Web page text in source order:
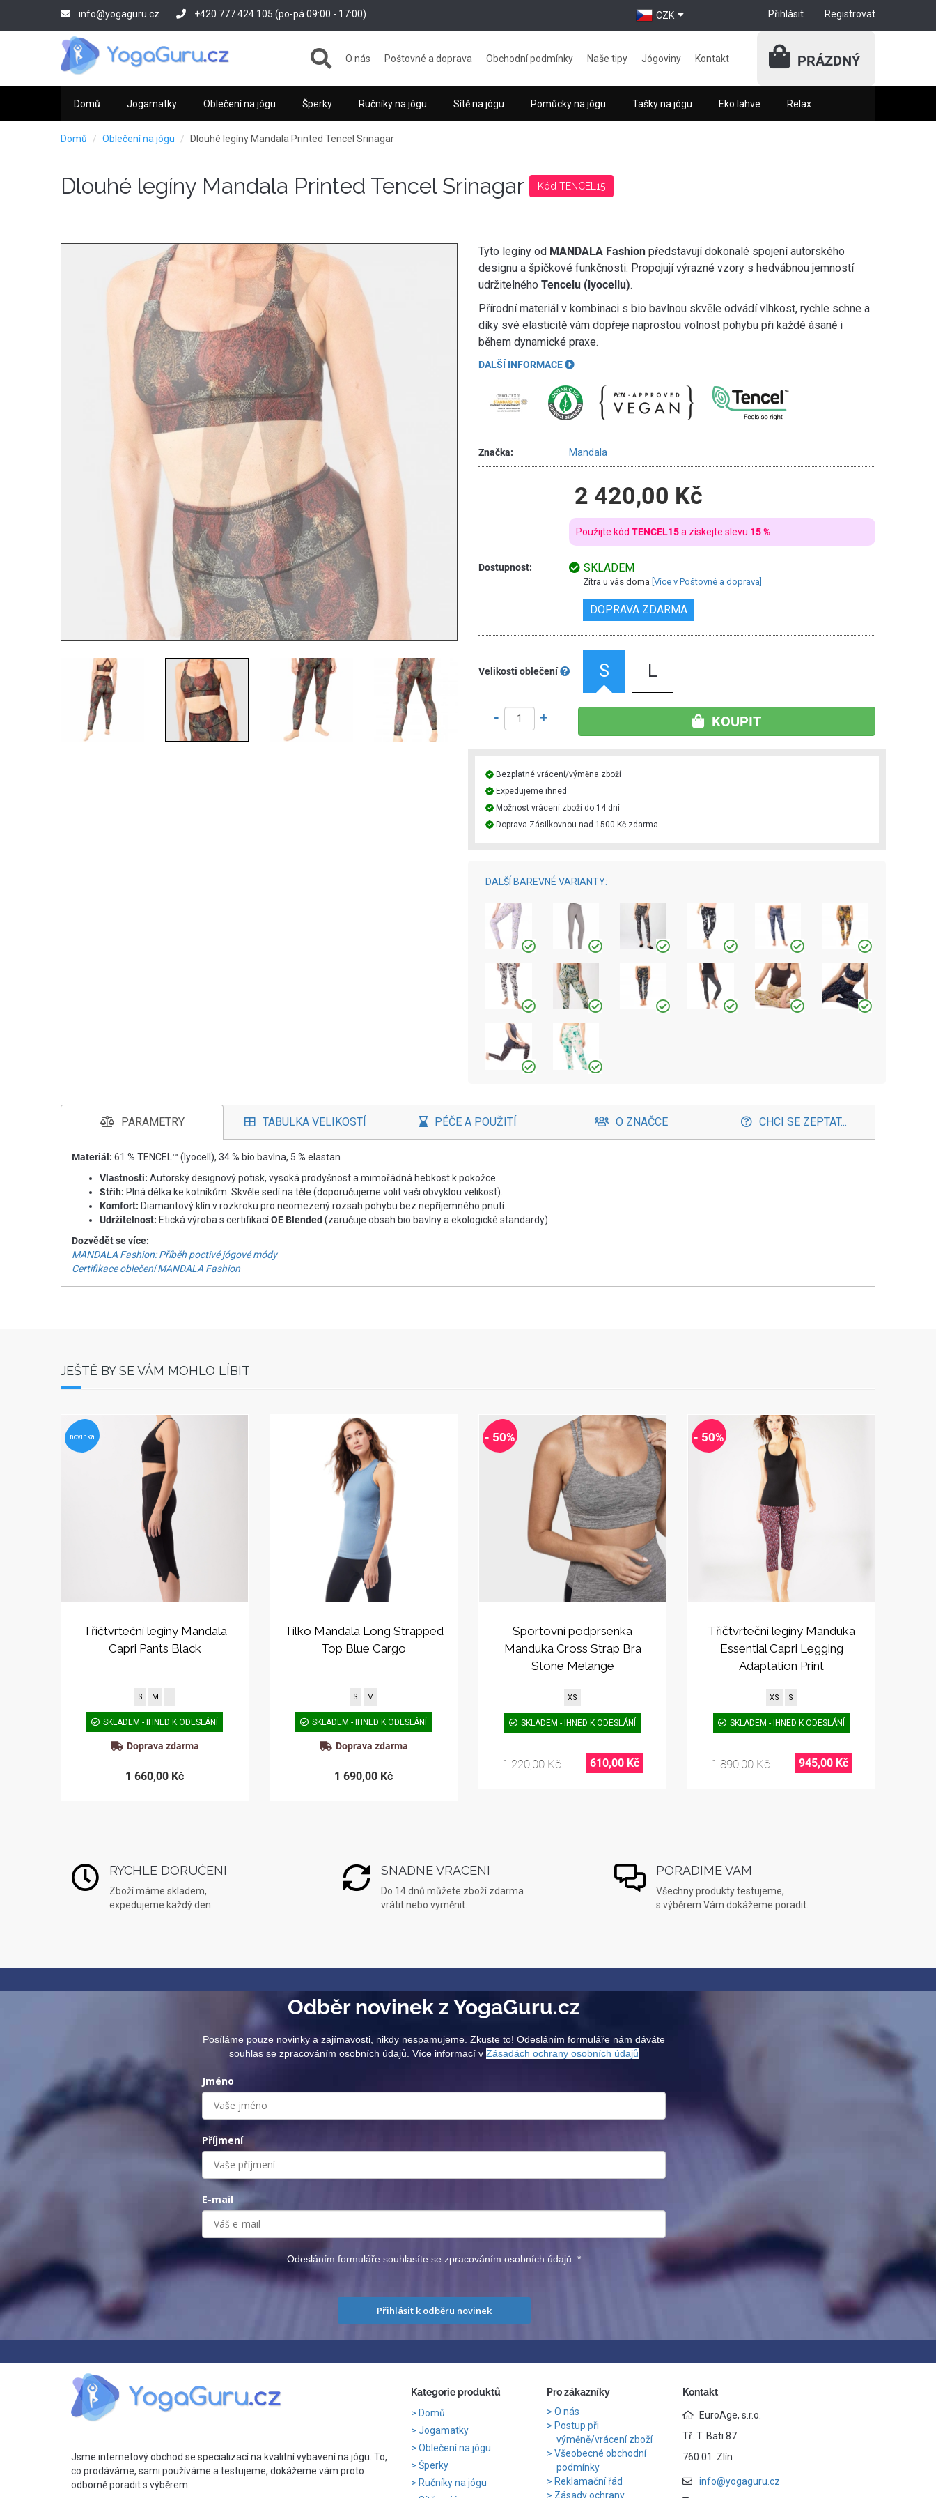
info@yogaguru.cz +420 777 424 105 (po-pá 09:00 - 17:00) Přihlásit Registrovat
CZK
O nás Poštovné a doprava Obchodní podmínky Naše tipy Jógoviny Kontakt PRÁZDNÝ
Domů Jogamatky Oblečení na jógu Šperky Ručníky na jógu Sítě na jógu Pomůcky na jógu Tašky na jógu Eko lahve Relax
Domů Oblečení na jógu Dlouhé legíny Mandala Printed Tencel Srinagar
Dlouhé legíny Mandala Printed Tencel Srinagar Kód TENCEL15
Tyto legíny od MANDALA Fashion představují dokonalé spojení autorského
designu a špičkové funkčnosti. Propojují výrazné vzory s hedvábnou jemností
udržitelného Tencelu (lyocellu).
Přírodní materiál v kombinaci s bio bavlnou skvěle odvádí vlhkost, rychle schne a
díky své elasticitě vám dopřeje naprostou volnost pohybu při každé ásaně i
během dynamické praxe.
DALŠÍ INFORMACE
Značka: Mandala
2 420,00 Kč
Použijte kód TENCEL15a získejte slevu 15 %
Dostupnost: SKLADEM
Zítra u vás doma [Více v Poštovné a doprava]
DOPRAVA ZDARMA
Velikosti oblečení S L
- + KOUPIT
Bezplatné vrácení/výměna zboží
Expedujeme ihned
Možnost vrácení zboží do 14 dní
Doprava Zásilkovnou nad 1500 Kč zdarma
DALŠÍ BAREVNÉ VARIANTY:
PARAMETRY TABULKA VELIKOSTÍ PÉČE A POUŽITÍ O ZNAČCE CHCI SE ZEPTAT...
Materiál: 61 % TENCEL™ (lyocell), 34 % bio bavlna, 5 % elastan
Vlastnosti: Autorský designový potisk, vysoká prodyšnost a mimořádná hebkost k pokožce.
Střih: Plná délka ke kotníkům. Skvěle sedí na těle (doporučujeme volit vaši obvyklou velikost).
Komfort: Diamantový klín v rozkroku pro neomezený rozsah pohybu bez nepříjemného pnutí.
Udržitelnost: Etická výroba s certifikacíOE Blended (zaručuje obsah bio bavlny a ekologické standardy).
Dozvědět se více:
MANDALA Fashion: Příběh poctivé jógové módy
Certifikace oblečení MANDALA Fashion
JEŠTĚ BY SE VÁM MOHLO LÍBIT
novinka
Tříčtvrteční legíny Mandala
Capri Pants Black
S M L
SKLADEM - IHNED K ODESLÁNÍ
Doprava zdarma
1 660,00 Kč
Tílko Mandala Long Strapped
Top Blue Cargo
S M
SKLADEM - IHNED K ODESLÁNÍ
Doprava zdarma
1 690,00 Kč
- 50%
Sportovní podprsenka
Manduka Cross Strap Bra
Stone Melange
XS
SKLADEM - IHNED K ODESLÁNÍ
1 220,00 Kč 610,00 Kč
- 50%
Tříčtvrteční legíny Manduka
Essential Capri Legging
Adaptation Print
XS S
SKLADEM - IHNED K ODESLÁNÍ
1 890,00 Kč 945,00 Kč
RYCHLÉ DORUČENÍ
Zboží máme skladem,
expedujeme každý den
SNADNÉ VRÁCENÍ
Do 14 dnů můžete zboží zdarma
vrátit nebo vyměnit.
PORADÍME VÁM
Všechny produkty testujeme,
s výběrem Vám dokážeme poradit.
Odběr novinek z YogaGuru.cz
Posíláme pouze novinky a zajímavosti, nikdy nespamujeme. Zkuste to! Odesláním formuláře nám dáváte
souhlas se zpracováním osobních údajů. Více informací vZásadách ochrany osobních údajů
Jméno
Příjmení
E-mail
Odesláním formuláře souhlasíte se zpracováním osobních údajů.*
Přihlásit k odběru novinek
Jsme internetový obchod se specializací na kvalitní vybavení na jógu. To,
co prodáváme, sami používáme a testujeme, dokážeme vám proto
odborně poradit s výběrem.
Kategorie produktů
Domů
Jogamatky
Oblečení na jógu
Šperky
Ručníky na jógu
Pro zákazníky
O nás
Postup při
výměně/vrácení zboží
Všeobecné obchodní
podmínky
Reklamační řád
Zásady ochrany
Kontakt
EuroAge, s.r.o.
Tř. T. Bati 87
760 01 Zlín
info@yogaguru.cz